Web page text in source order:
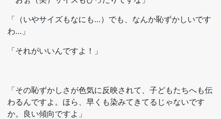
「（いやサイズもなにも…）でも、なんか恥ずかしいです
わ…」
「それがいいんですよ！」
「その恥ずかしさが色気に反映されて、子どもたちへも伝
わるんですよ。ほら、早くも染みてきてるじゃないです
か。良い傾向ですよ」